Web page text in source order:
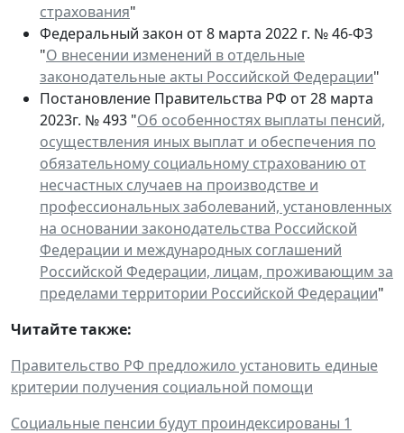
страхования"
Федеральный закон от 8 марта 2022 г. № 46-ФЗ
"О внесении изменений в отдельные
законодательные акты Российской Федерации"
Постановление Правительства РФ от 28 марта
2023г. № 493 "Об особенностях выплаты пенсий,
осуществления иных выплат и обеспечения по
обязательному социальному страхованию от
несчастных случаев на производстве и
профессиональных заболеваний, установленных
на основании законодательства Российской
Федерации и международных соглашений
Российской Федерации, лицам, проживающим за
пределами территории Российской Федерации"
Читайте также:
Правительство РФ предложило установить единые
критерии получения социальной помощи
Социальные пенсии будут проиндексированы 1